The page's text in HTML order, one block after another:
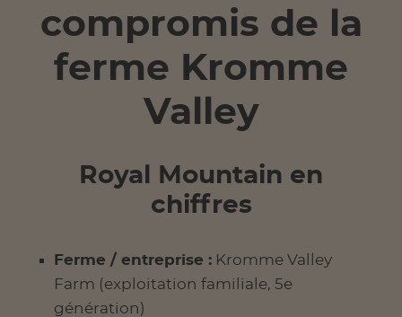
compromis de la
ferme Kromme
Valley
Royal Mountain en
chiffres
Ferme / entreprise : Kromme Valley
Farm (exploitation familiale, 5e
génération)